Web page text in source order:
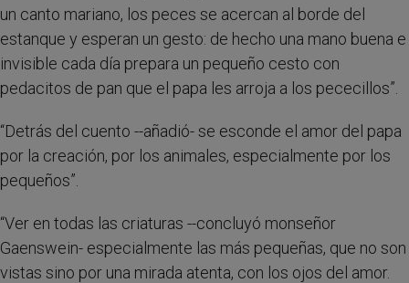
un canto mariano, los peces se acercan al borde del
estanque y esperan un gesto: de hecho una mano buena e
invisible cada día prepara un pequeño cesto con
pedacitos de pan que el papa les arroja a los pececillos”.
“Detrás del cuento --añadió- se esconde el amor del papa
por la creación, por los animales, especialmente por los
pequeños”.
“Ver en todas las criaturas --concluyó monseñor
Gaenswein- especialmente las más pequeñas, que no son
vistas sino por una mirada atenta, con los ojos del amor.